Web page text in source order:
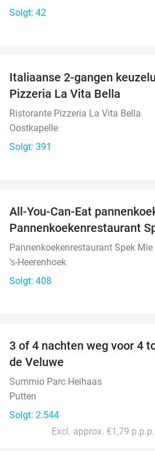
Solgt: 42
Italiaanse 2-gangen
Pizzeria La Vita Bella
Ristorante Pizzeria La Vita Bella
Oostkapelle
Solgt: 391
All-You-Can-Eat
Pannenkoekenrestaurant
Pannenkoekenrestaurant Spek
's-Heerenhoek
Solgt: 408
3 of 4 nachten weg voor 4
de Veluwe
Summio Parc Heihaas
Putten
Solgt: 2.544
Excl. approx. €1,79